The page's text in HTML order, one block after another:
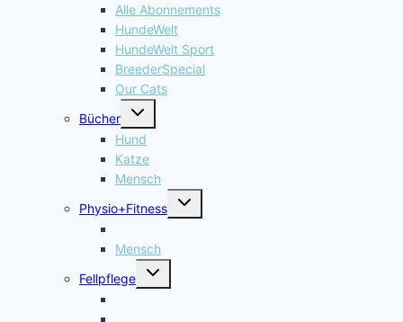
Alle Abonnements
HundeWelt
HundeWelt Sport
BreederSpecial
Our Cats
Bücher
Untermenü
Hund
Katze
Mensch
Physio+Fitness
Untermenü
Mensch
Fellpflege
Untermenü